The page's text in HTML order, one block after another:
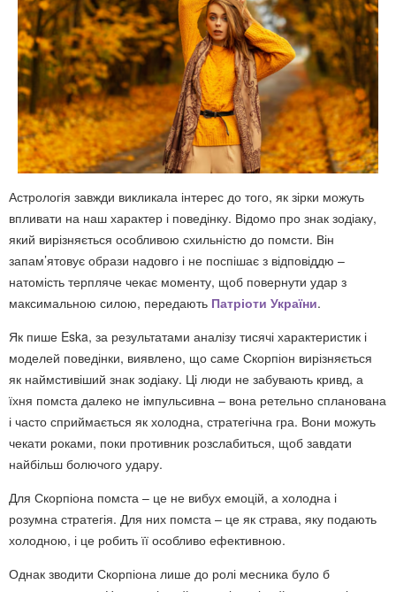
Астрологія завжди викликала інтерес до того, як зірки можуть
впливати на наш характер і поведінку. Відомо про знак зодіаку,
який вирізняється особливою схильністю до помсти. Він
запам’ятовує образи надовго і не поспішає з відповіддю –
натомість терпляче чекає моменту, щоб повернути удар з
максимальною силою, передають Патріоти України.
Як пише Eska, за результатами аналізу тисячі характеристик і
моделей поведінки, виявлено, що саме Скорпіон вирізняється
як наймстивіший знак зодіаку. Ці люди не забувають кривд, а
їхня помста далеко не імпульсивна – вона ретельно спланована
і часто сприймається як холодна, стратегічна гра. Вони можуть
чекати роками, поки противник розслабиться, щоб завдати
найбільш болючого удару.
Для Скорпіона помста – це не вибух емоцій, а холодна і
розумна стратегія. Для них помста – це як страва, яку подають
холодною, і це робить її особливо ефективною.
Однак зводити Скорпіона лише до ролі месника було б